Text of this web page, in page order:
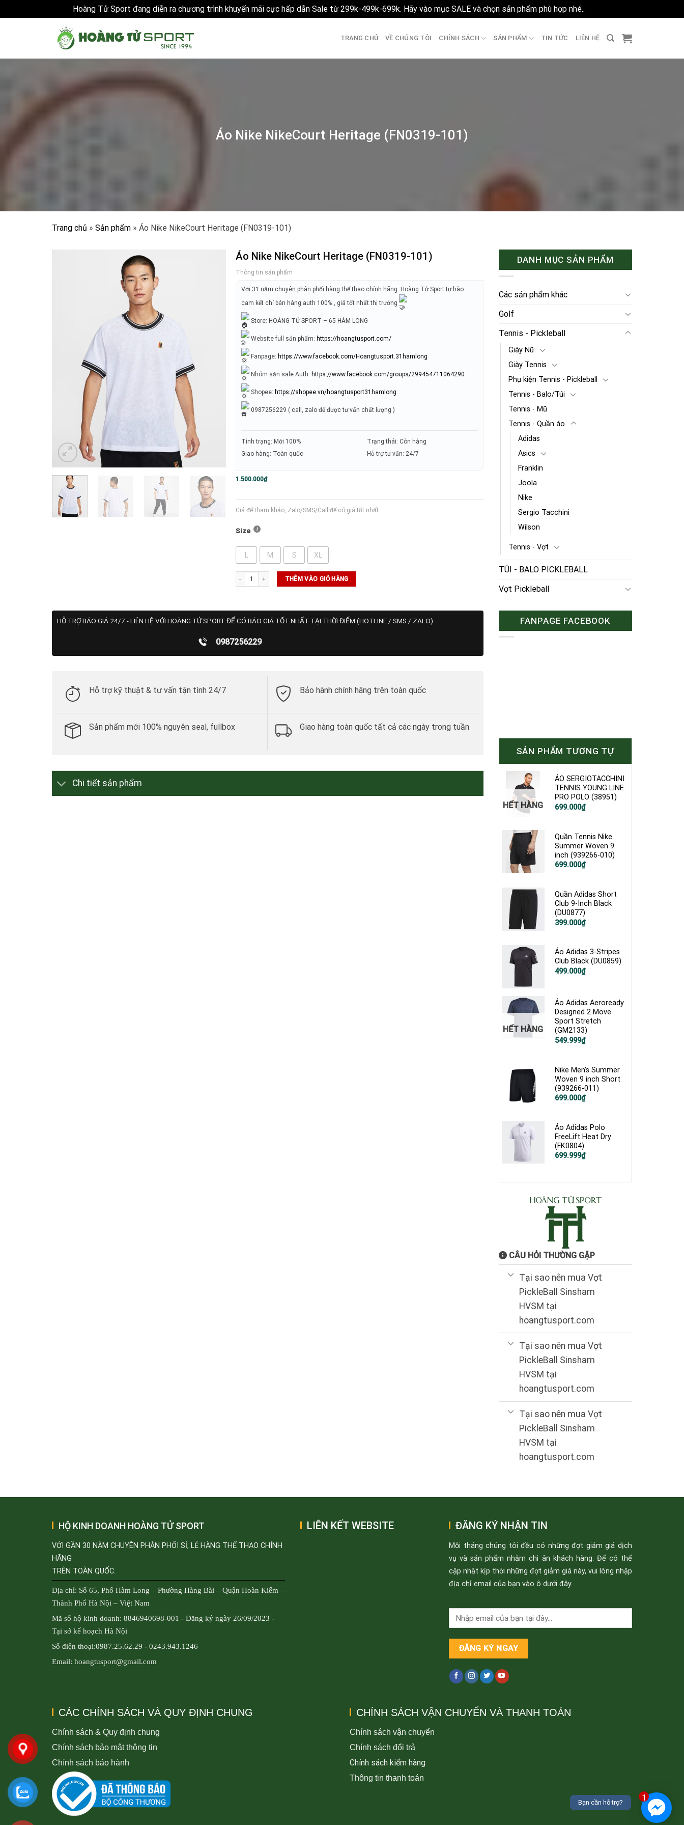
Hoàng Tử Sport đang diễn ra chương trình khuyến mãi cực hấp dẫn Sale từ 299k-499k-699k. Hãy vào mục SALE và chọn sản phẩm phù hợp nhé..
TRANG CHỦ VỀ CHÚNG TÔI CHÍNH SÁCH SẢN PHẨM TIN TỨC LIÊN HỆ
Áo Nike NikeCourt Heritage (FN0319-101)
Trang chủ » Sản phẩm » Áo Nike NikeCourt Heritage (FN0319-101)
Áo Nike NikeCourt Heritage (FN0319-101)
Thông tin sản phẩm
Với 31 năm chuyên phân phối hàng thể thao chính hãng. Hoàng Tử Sport tự hào
cam kết chỉ bán hàng auth 100% , giá tốt nhất thị trường
Store: HOÀNG TỬ SPORT – 65 HÀM LONG
Website full sản phẩm: https://hoangtusport.com/
Fanpage: https://www.facebook.com/Hoangtusport.31hamlong
Nhóm săn sale Auth: https://www.facebook.com/groups/299454711064290
Shopee: https://shopee.vn/hoangtusport31hamlong
0987256229 ( call, zalo để được tư vấn chất lượng )
Tình trạng: Mới 100%
Giao hàng: Toàn quốc
Trạng thái: Còn hàng
Hỗ trợ tư vấn: 24/7
1.500.000₫
Giá để tham khảo, Zalo/SMS/Call để có giá tốt nhất
Size
M S XL
Áo Nike NikeCourt Heritage (FN0319-101) số lượng
THÊM VÀO GIỎ HÀNG
HỖ TRỢ BÁO GIÁ 24/7 - LIÊN HỆ VỚI HOÀNG TỬ SPORT ĐỂ CÓ BÁO GIÁ TỐT NHẤT TẠI THỜI ĐIỂM (HOTLINE / SMS / ZALO)
0987256229
Hỗ trợ kỹ thuật & tư vấn tận tình 24/7 Bảo hành chính hãng trên toàn quốc
Sản phẩm mới 100% nguyên seal, fullbox Giao hàng toàn quốc tất cả các ngày trong tuần
Chi tiết sản phẩm
DANH MỤC SẢN PHẨM
Các sản phẩm khác
Golf
Tennis - Pickleball
Giày Nữ
Giày Tennis
Phụ kiện Tennis - Pickleball
Tennis - Balo/Túi
Tennis - Mũ
Tennis - Quần áo
Adidas
Asics
Franklin
Joola
Nike
Sergio Tacchini
Wilson
Tennis - Vợt
TÚI - BALO PICKLEBALL
Vợt Pickleball
FANPAGE FACEBOOK
SẢN PHẨM TƯƠNG TỰ
HẾT HÀNG
ÁO SERGIOTACCHINI
TENNIS YOUNG LINE
PRO POLO (38951)
699.000₫
Quần Tennis Nike
Summer Woven 9
inch (939266-010)
Giá
699.000₫
Giá
699.000₫.
Quần Adidas Short
Club 9-Inch Black
(DU0877)
Giá
399.000₫
Giá
399.000₫.
Áo Adidas 3-Stripes
Club Black (DU0859)
Giá
499.000₫
Giá
499.000₫.
HẾT HÀNG
Áo Adidas Aeroready
Designed 2 Move
Sport Stretch
(GM2133)
Giá
549.999₫
Giá
549.999₫.
Nike Men’s Summer
Woven 9 inch Short
(939266-011)
Giá
699.000₫
Giá
699.000₫.
Áo Adidas Polo
FreeLift Heat Dry
(FK0804)
Giá
699.999₫
Giá
699.999₫.
CÂU HỎI THƯỜNG GẶP
Tại sao nên mua Vợt
PickleBall Sinsham
HVSM tại
hoangtusport.com
Tại sao nên mua Vợt
PickleBall Sinsham
HVSM tại
hoangtusport.com
Tại sao nên mua Vợt
PickleBall Sinsham
HVSM tại
hoangtusport.com
HỘ KINH DOANH HOÀNG TỬ SPORT
VỚI GẦN 30 NĂM CHUYÊN PHÂN PHỐI SỈ, LẺ HÀNG THỂ THAO CHÍNH
HÃNG
TRÊN TOÀN QUỐC.
Địa chỉ: Số 65, Phố Hàm Long – Phường Hàng Bài – Quận Hoàn Kiếm –
Thành Phố Hà Nội – Việt Nam
Mã số hộ kinh doanh: 8846940698-001 - Đăng ký ngày 26/09/2023 -
Tại sở kế hoạch Hà Nội
Số điện thoại:0987.25.62.29 - 0243.943.1246
Email: hoangtusport@gmail.com
LIÊN KẾT WEBSITE ĐĂNG KÝ NHẬN TIN
Mỗi tháng chúng tôi đều có những đợt giảm giá dịch
vụ và sản phẩm nhằm chi ân khách hàng. Để có thể
cập nhật kịp thời những đợt giảm giá này, vui lòng nhập
địa chỉ email của bạn vào ô dưới đây.
CÁC CHÍNH SÁCH VÀ QUY ĐỊNH CHUNG
Chính sách & Quy định chung
Chính sách bảo mật thông tin
Chính sách bảo hành
CHÍNH SÁCH VẬN CHUYỂN VÀ THANH TOÁN
Chính sách vận chuyển
Chính sách đổi trả
Chính sách kiểm hàng
Thông tin thanh toán
1
Bạn cần hỗ trợ?